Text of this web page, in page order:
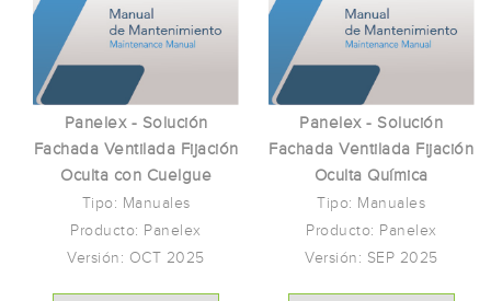
Panelex - Solución
Fachada Ventilada Fijación
Oculta con Cuelgue
Tipo: Manuales
Producto: Panelex
Versión: OCT 2025
Panelex - Solución
Fachada Ventilada Fijación
Oculta Química
Tipo: Manuales
Producto: Panelex
Versión: SEP 2025